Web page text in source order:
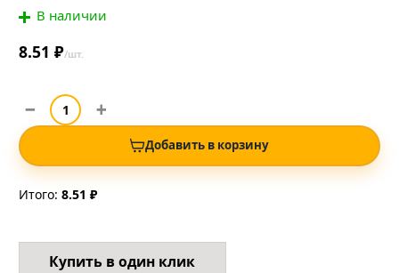
В наличии
8.51 ₽/шт.
Добавить в корзину
Итого: 8.51 ₽
Купить в один клик